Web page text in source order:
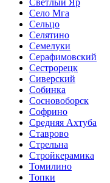
Село Мга
Сельцо
Селятино
Семелуки
Серафимовский
Сестрорецк
Сиверский
Собинка
Сосновоборск
Софрино
Средняя Ахтуба
Ставрово
Стрельна
Стройкерамика
Томилино
Топки